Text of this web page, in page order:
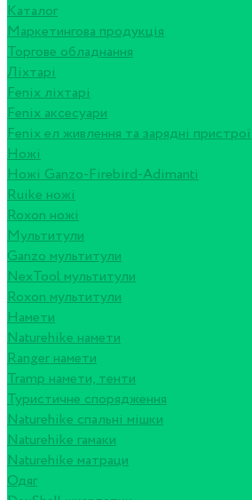
Каталог
Маркетингова продукція
Торгове обладнання
Ліхтарі
Fenix ліхтарі
Fenix аксесуари
Fenix ел живлення та зарядні пристрої
Ножі
Ножі Ganzo-Firebird-Adimanti
Ruike ножі
Roxon ножi
Мультитули
Ganzo мультитули
NexTool мультитули
Roxon мультитули
Намети
Naturehike намети
Ranger намети
Tramp намети, тенти
Туристичне спорядження
Naturehike спальні мішки
Naturehike гамаки
Naturehike матраци
Одяг